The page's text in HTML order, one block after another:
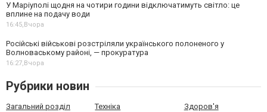
У Маріуполі щодня на чотири години відключатимуть світло: це
вплине на подачу води
16:45,Вчора
Російські військові розстріляли українського полоненого у
Волноваському районі, — прокуратура
16:27,Вчора
Рубрики новин
Загальний розділ Техніка Здоров'я